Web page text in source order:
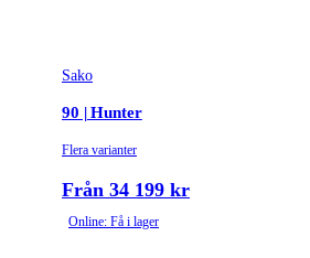
Sako
90 | Hunter
Flera varianter
Från 34 199 kr
Online: Få i lager